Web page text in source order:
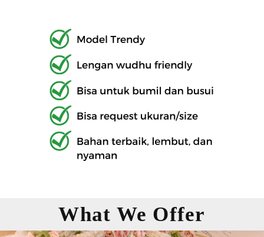
What We Offer